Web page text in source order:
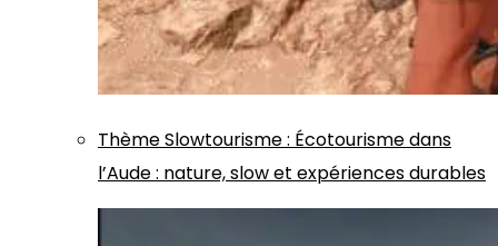
ThèmeSlowtourisme: Écotourisme dans
l’Aude : nature, slow et expériences durables